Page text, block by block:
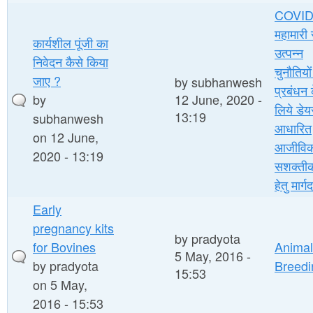
कार्यशील पूंजी का
निवेदन कैसे किया
जाए ?
by
subhanwesh
on 12 June,
2020 - 13:19
bysubhanwesh
12 June, 2020 -
13:19
उत्पन्न
प्रबंधन
लिये
आधारित
हेतु
Early
pregnancy kits
for Bovines
by pradyota
on 5 May,
2016 - 15:53
by pradyota
5 May, 2016 -
15:53
Animal